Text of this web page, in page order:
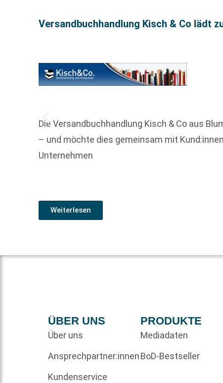
Versandbuchhandlung Kisch & Co lädt
Die Versandbuchhandlung Kisch & Co aus
– und möchte dies gemeinsam mit
Unternehmen
Weiterlesen
ÜBER UNS
Über uns
Ansprechpartner:innen
Kundenservice
PRODUKTE
Mediadaten
BoD-Bestseller